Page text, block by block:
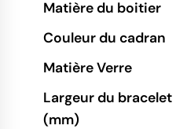
Matière du boitier
Couleur du cadran
Matière Verre
Largeur du bracelet
(mm)